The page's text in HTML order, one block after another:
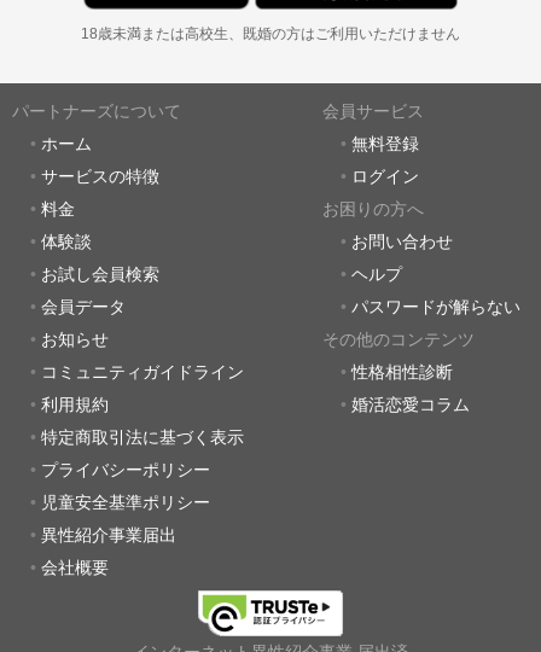
18歳未満または高校生、既婚の方はご利用いただけません
パートナーズについて
ホーム
サービスの特徴
料金
体験談
お試し会員検索
会員データ
お知らせ
コミュニティガイドライン
利用規約
特定商取引法に基づく表示
プライバシーポリシー
児童安全基準ポリシー
異性紹介事業届出
会社概要
会員サービス
無料登録
ログイン
お困りの方へ
お問い合わせ
ヘルプ
パスワードが解らない
その他のコンテンツ
性格相性診断
婚活恋愛コラム